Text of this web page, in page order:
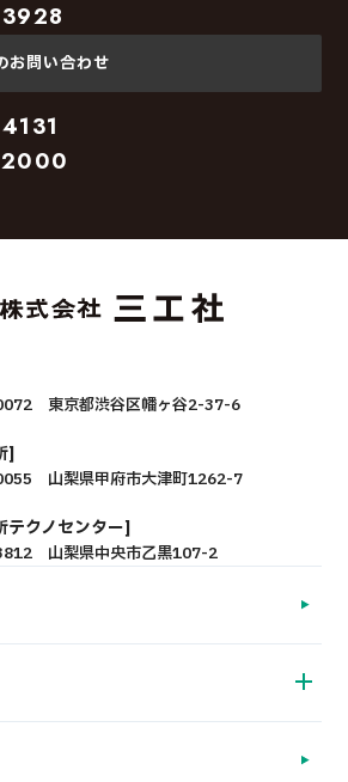
お問い合わせ
東京都渋谷区幡ヶ谷2-37-6
]
山梨県甲府市大津町1262-7
テクノセンター]
山梨県中央市乙黒107-2